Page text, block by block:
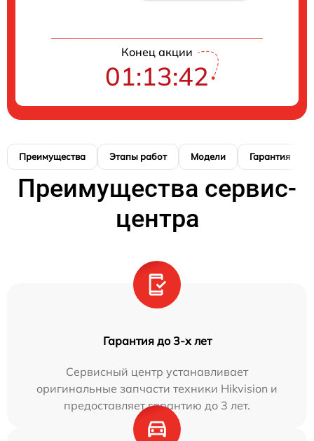
Конец акции
01:13:41
Преимущества Этапы работ Модели Гарантия
Преимущества сервис-
центра
Гарантия до 3-х лет
Сервисный центр устанавливает
оригинальные запчасти техники Hikvision и
предоставляет гарантию до 3 лет.